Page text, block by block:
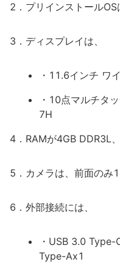
2．プリインストール
3．ディスプレイは、
・11.6インチ ワ
・10点マルチタ
7H
4．RAMが4GB DDR3L
5．カメラは、前面のみ
6．外部接続には、
・USB 3.0
Type-Ax1